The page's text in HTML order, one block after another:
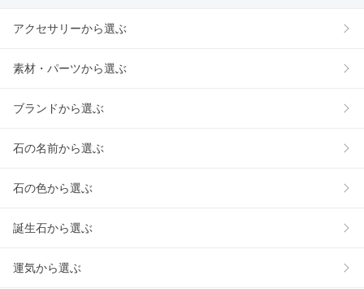
アクセサリーから選ぶ
素材・パーツから選ぶ
ブランドから選ぶ
石の名前から選ぶ
石の色から選ぶ
誕生石から選ぶ
運気から選ぶ